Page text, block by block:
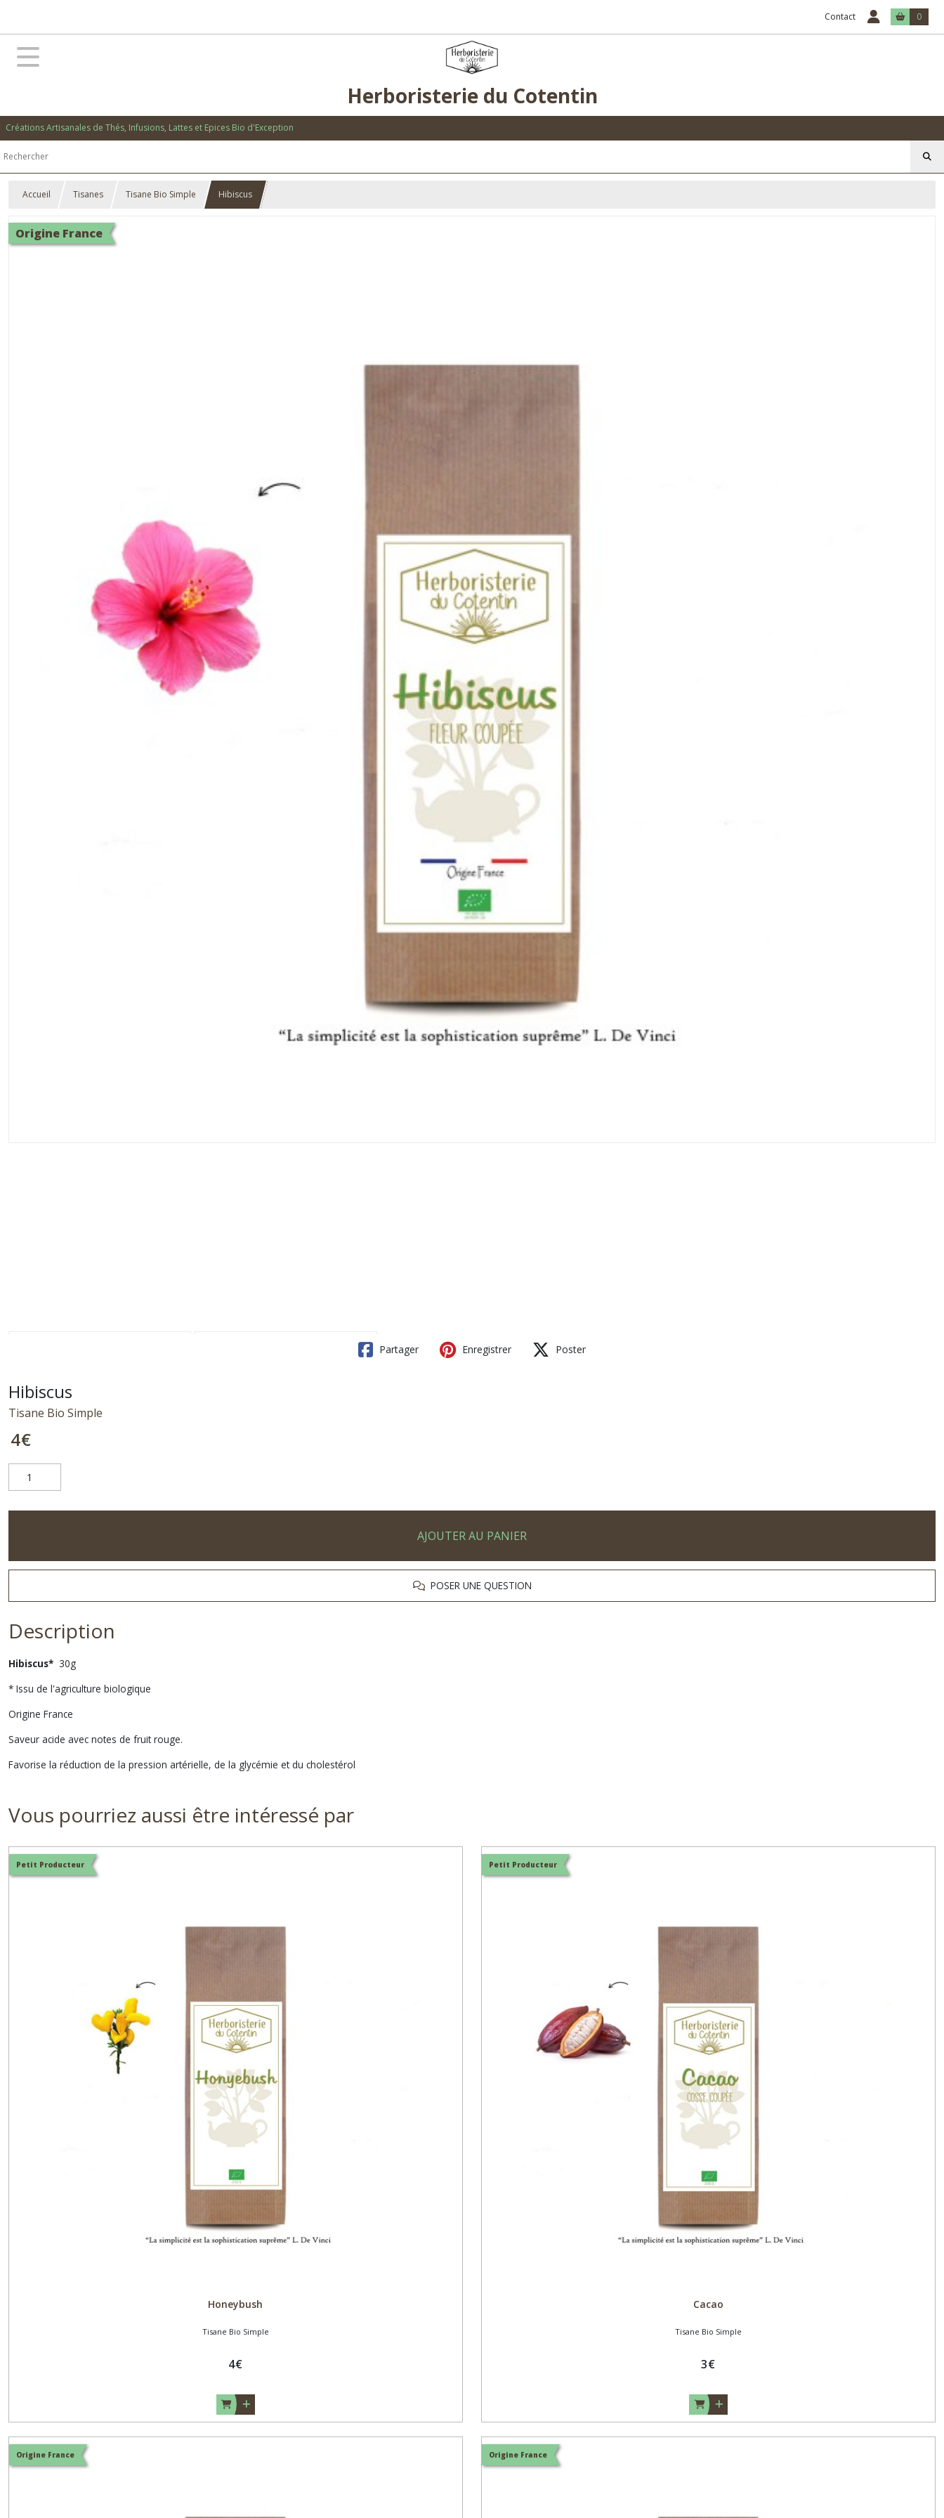
Contact 0
Herboristerie du Cotentin
Créations Artisanales de Thés, Infusions, Lattes et Epices Bio d'Exception
Accueil Tisanes Tisane Bio Simple Hibiscus
Origine France
Partager Enregistrer Poster
Hibiscus
Tisane Bio Simple
4€
AJOUTER AU PANIER
POSER UNE QUESTION
Description
Hibiscus* 30g
* Issu de l'agriculture biologique
Origine France
Saveur acide avec notes de fruit rouge.
Favorise la réduction de la pression artérielle, de la glycémie et du cholestérol
Vous pourriez aussi être intéressé par
Petit Producteur
Honeybush
Tisane Bio Simple
4€
Petit Producteur
Cacao
Tisane Bio Simple
3€
Origine France Origine France